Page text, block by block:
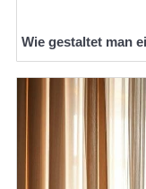
Wie gestaltet man